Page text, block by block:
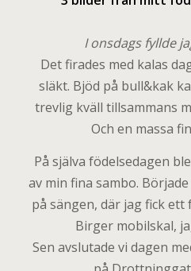
I onsdags fyllde
Det firades med kalas
släkt. Bjöd på bull&kak
trevlig kväll tillsammans
Och en massa
På själva födelsedagen
av min fina sambo.
på sängen, där jag fick
Birger mobilskal,
Sen avslutade vi dagen